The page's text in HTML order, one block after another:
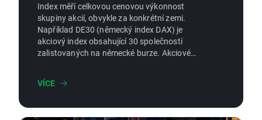
Index měří celkovou cenovou výkonnost
skupiny akcií, obvykle za konkrétní zemi.
Například DE30 (německý index DAX) je
akciový index obsahující 30 společností
zalistovaných na německé burze. Akciové
zaznamenávají tržní změny v čase.
VÍCE